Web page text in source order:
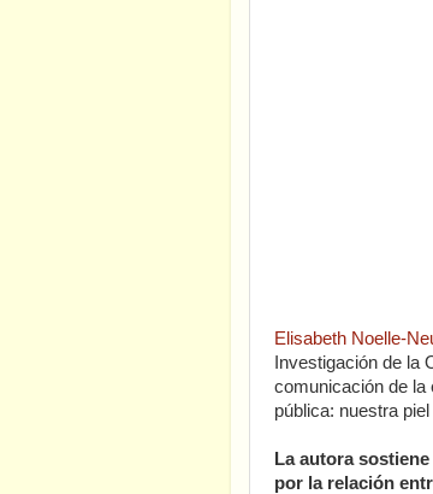
Elisabeth Noelle-
Investigación de la
comunicación de la
pública: nuestra
La autora
por la relación